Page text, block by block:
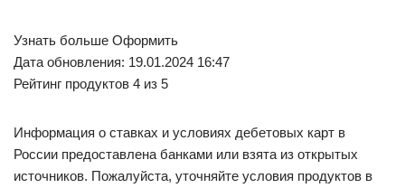
Узнать больше Оформить
Дата обновления: 19.01.2024 16:47
Рейтинг продуктов 4 из 5
Информация о ставках и условиях дебетовых карт в
России предоставлена банками или взята из открытых
источников. Пожалуйста, уточняйте условия продуктов в